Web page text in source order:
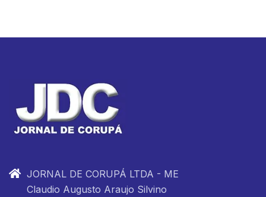
JORNAL DE CORUPÁ LTDA - ME
Claudio Augusto Araujo Silvino